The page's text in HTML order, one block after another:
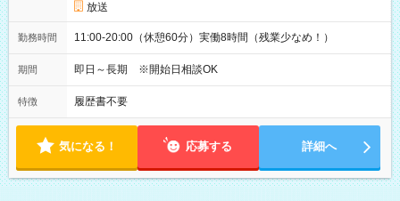
放送
勤務時間 11:00-20:00（休憩60分）実働8時間（残業少なめ！）
期間 即日～長期 ※開始日相談OK
特徴 履歴書不要
気になる！ 応募する 詳細へ